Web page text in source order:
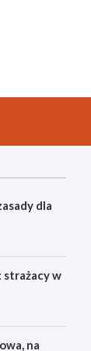
dla
strażacy w
na